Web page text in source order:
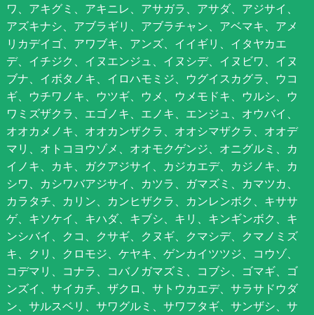
ワ、アキグミ、アキニレ、アサガラ、アサダ、アジサイ、
アズキナシ、アブラギリ、アブラチャン、アベマキ、アメ
リカデイゴ、アワブキ、アンズ、イイギリ、イタヤカエ
デ、イチジク、イヌエンジュ、イヌシデ、イヌビワ、イヌ
ブナ、イボタノキ、イロハモミジ、ウグイスカグラ、ウコ
ギ、ウチワノキ、ウツギ、ウメ、ウメモドキ、ウルシ、ウ
ワミズザクラ、エゴノキ、エノキ、エンジュ、オウバイ、
オオカメノキ、オオカンザクラ、オオシマザクラ、オオデ
マリ、オトコヨウゾメ、オオモクゲンジ、オニグルミ、カ
イノキ、カキ、ガクアジサイ、カジカエデ、カジノキ、カ
シワ、カシワバアジサイ、カツラ、ガマズミ、カマツカ、
カラタチ、カリン、カンヒザクラ、カンレンボク、キササ
ゲ、キソケイ、キハダ、キブシ、キリ、キンギンボク、キ
ンシバイ、クコ、クサギ、クヌギ、クマシデ、クマノミズ
キ、クリ、クロモジ、ケヤキ、ゲンカイツツジ、コウゾ、
コデマリ、コナラ、コバノガマズミ、コブシ、ゴマギ、ゴ
ンズイ、サイカチ、ザクロ、サトウカエデ、サラサドウダ
ン、サルスベリ、サワグルミ、サワフタギ、サンザシ、サ